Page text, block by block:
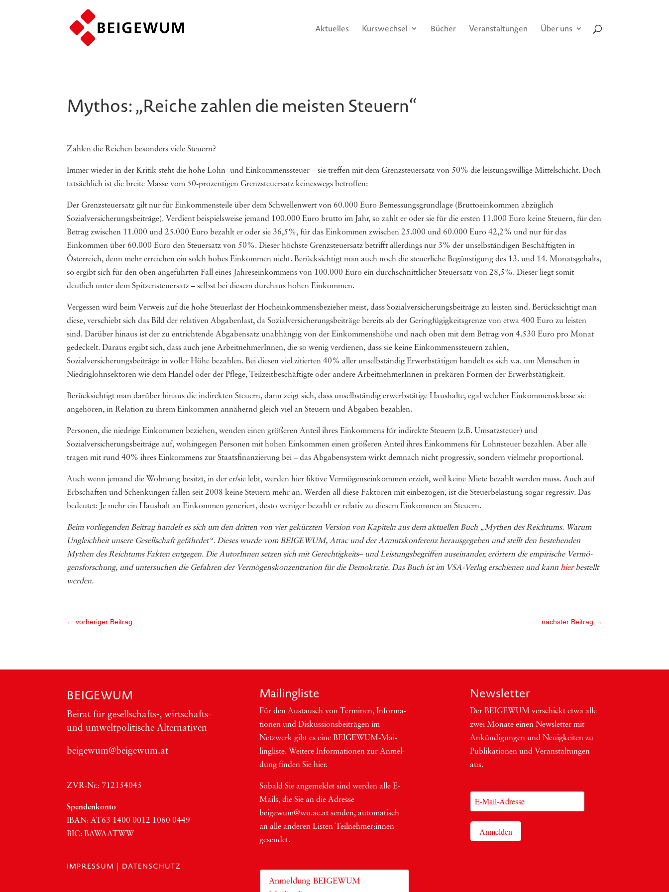
Aktuelles Kurswechsel Bücher Veranstaltungen Über uns
Mythos: „Reiche zahlen die meisten Steuern“
Zahlen die Reichen besonders viele Steuern?
Immer wieder in der Kritik steht die hohe Lohn- und Einkommenssteuer – sie treffen mit dem Grenzsteuersatz von 50% die leistungswillige Mittelschicht. Doch
tatsächlich ist die breite Masse vom 50-prozentigen Grenzsteuersatz keineswegs betroffen:
Der Grenzsteuersatz gilt nur für Einkommensteile über dem Schwellenwert von 60.000 Euro Bemessungsgrundlage (Bruttoeinkommen abzüglich
Sozialversicherungsbeiträge). Verdient beispielsweise jemand 100.000 Euro brutto im Jahr, so zahlt er oder sie für die ersten 11.000 Euro keine Steuern, für den
Betrag zwischen 11.000 und 25.000 Euro bezahlt er oder sie 36,5%, für das Einkommen zwischen 25.000 und 60.000 Euro 42,2% und nur für das
Einkommen über 60.000 Euro den Steuersatz von 50%. Dieser höchste Grenzsteuersatz betrifft allerdings nur 3% der unselbständigen Beschäftigten in
Österreich, denn mehr erreichen ein solch hohes Einkommen nicht. Berücksichtigt man auch noch die steuerliche Begünstigung des 13. und 14. Monatsgehalts,
so ergibt sich für den oben angeführten Fall eines Jahreseinkommens von 100.000 Euro ein durchschnittlicher Steuersatz von 28,5%. Dieser liegt somit
deutlich unter dem Spitzensteuersatz – selbst bei diesem durchaus hohen Einkommen.
Vergessen wird beim Verweis auf die hohe Steuerlast der Hocheinkommensbezieher meist, dass Sozialversicherungsbeiträge zu leisten sind. Berücksichtigt man
diese, verschiebt sich das Bild der relativen Abgabenlast, da Sozialversicherungsbeiträge bereits ab der Geringfügigkeitsgrenze von etwa 400 Euro zu leisten
sind. Darüber hinaus ist der zu entrichtende Abgabensatz unabhängig von der Einkommenshöhe und nach oben mit dem Betrag von 4.530 Euro pro Monat
gedeckelt. Daraus ergibt sich, dass auch jene ArbeitnehmerInnen, die so wenig verdienen, dass sie keine Einkommenssteuern zahlen,
Sozialversicherungsbeiträge in voller Höhe bezahlen. Bei diesen viel zitierten 40% aller unselbständig Erwerbstätigen handelt es sich v.a. um Menschen in
Niedriglohnsektoren wie dem Handel oder der Pflege, Teilzeitbeschäftigte oder andere ArbeitnehmerInnen in prekären Formen der Erwerbstätigkeit.
Berücksichtigt man darüber hinaus die indirekten Steuern, dann zeigt sich, dass unselbständig erwerbstätige Haushalte, egal welcher Einkommensklasse sie
angehören, in Relation zu ihrem Einkommen annähernd gleich viel an Steuern und Abgaben bezahlen.
Personen, die niedrige Einkommen beziehen, wenden einen größeren Anteil ihres Einkommens für indirekte Steuern (z.B. Umsatzsteuer) und
Sozialversicherungsbeiträge auf, wohingegen Personen mit hohen Einkommen einen größeren Anteil ihres Einkommens für Lohnsteuer bezahlen. Aber alle
tragen mit rund 40% ihres Einkommens zur Staatsfinanzierung bei – das Abgabensystem wirkt demnach nicht progressiv, sondern vielmehr proportional.
Auch wenn jemand die Wohnung besitzt, in der er/sie lebt, werden hier fiktive Vermögenseinkommen erzielt, weil keine Miete bezahlt werden muss. Auch auf
Erbschaften und Schenkungen fallen seit 2008 keine Steuern mehr an. Werden all diese Faktoren mit einbezogen, ist die Steuerbelastung sogar regressiv. Das
bedeutet: Je mehr ein Haushalt an Einkommen generiert, desto weniger bezahlt er relativ zu diesem Einkommen an Steuern.
Beim vor­lie­gen­den Bei­trag han­delt es sich um den dritten von vier gekürz­ten Ver­sion von Kapi­teln aus dem aktu­el­len Buch „Mythen des Reich­tums. Warum
Ungleich­heit unsere Gesell­schaft gefähr­det“. Die­ses wurde vom BEIGEWUM, Attac und der Armuts­kon­fe­renz her­aus­ge­ge­ben und stellt den beste­hen­den
Mythen des Reich­tums Fak­ten ent­ge­gen. Die Auto­rIn­nen set­zen sich mit Gerech­tig­keits– und Leis­tungs­be­grif­fen aus­ein­an­der, erör­tern die empi­ri­sche Ver­mö­
gens­for­schung, und unter­su­chen die Gefah­ren der Ver­mö­gens­kon­zen­tra­tion für die Demo­kra­tie. Das Buch ist im VSA-​​​​Verlag erschie­nen und kannhierbestellt
wer­den.
←vorheriger Beitrag nächster Beitrag →
BEIGEWUM
Bei­rat für gesellschafts‑, wirt­schafts-
und umwelt­po­li­ti­sche Alter­na­ti­ven
beigewum@beigewum.at
ZVR-Nr.: 712154045
Spen­den­kon­to
IBAN:AT63 1400 0012 1060 0449
BIC:BAWAATWW
IMPRESSUM | DATENSCHUTZ
Mai­ling­lis­te
Für den Aus­tausch von Ter­mi­nen, Infor­ma­
tio­nen und Dis­kus­si­ons­bei­trä­gen im
Netzwerk gibt es eine BEI­GEWUM-Mai­
ling­lis­te. Wei­te­re Infor­ma­tio­nen zur Anmel­
dung fin­den Sie hier.
Sobald Sie ange­mel­det sind wer­den alle E-
Mails, die Sie an die Adres­se
beigewum@wu.ac.at sen­den, auto­ma­tisch
an alle ande­ren Lis­ten-Teil­neh­me­r:in­nen
gesendet.
Anmeldung BEIGEWUM
Newsletter
Der BEIGEWUM ver­schickt etwa alle
zwei Mona­te einen News­let­ter mit
Ankün­di­gun­gen und Neu­ig­kei­ten zu
Publi­ka­tio­nen und Ver­an­stal­tun­gen
aus.